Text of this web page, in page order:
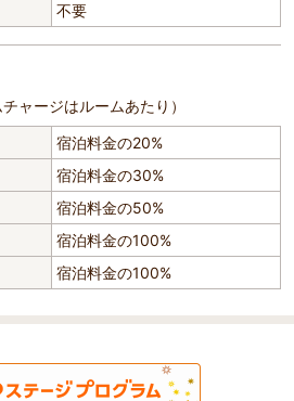
不要
ャージはルームあたり）
宿泊料金の20%
宿泊料金の30%
宿泊料金の50%
宿泊料金の100%
宿泊料金の100%